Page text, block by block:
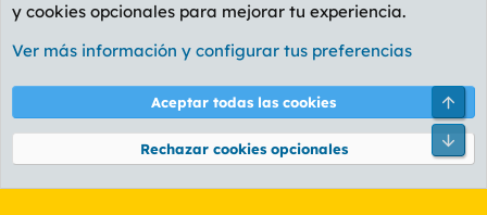
Foro General
Cookies
PL OLDSTYLE AMARILLO
Términos y reglas Política de privacidad Ayuda
Community platform by XenForo® © 2010-2026 XenForo Ltd.
y cookies opcionales para mejorar tu experiencia.
Ver más información y configurar tus preferencias
Aceptar todas las cookies
Rechazar cookies opcionales
Pie